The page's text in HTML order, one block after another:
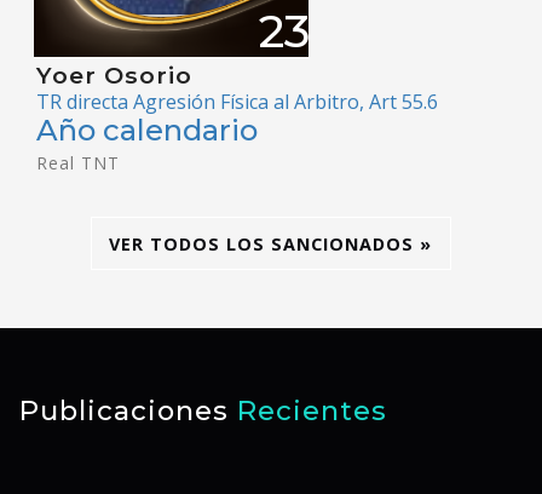
23
Yoer Osorio
TR directa Agresión Física al Arbitro, Art 55.6
Año calendario
Real TNT
VER TODOS LOS SANCIONADOS »
Publicaciones Recientes